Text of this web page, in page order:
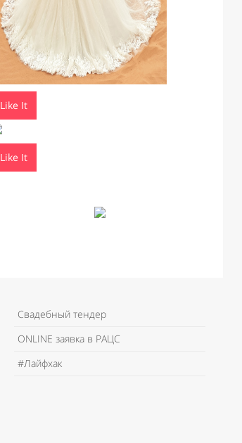
Like It
Like It
Свадебный тендер
ONLINE заявка в РАЦС
#Лайфхак